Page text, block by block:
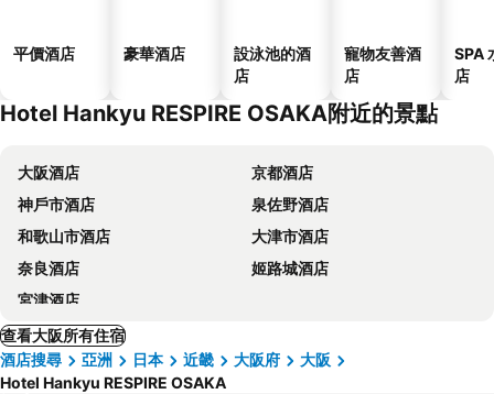
平價酒店 豪華酒店
設泳池的酒
店
寵物友善酒
店
SPA
店
Hotel Hankyu RESPIRE OSAKA附近的景點
大阪酒店
京都酒店
神戶市酒店
泉佐野酒店
和歌山市酒店
大津市酒店
奈良酒店
姬路城酒店
宮津酒店
查看大阪所有住宿
酒店搜尋
亞洲 日本 近畿 大阪府
大阪
Hotel Hankyu RESPIRE OSAKA